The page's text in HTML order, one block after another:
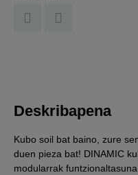
Deskribapena
Kubo soil bat baino, zure
duen pieza bat! DINAMIC
modularrak